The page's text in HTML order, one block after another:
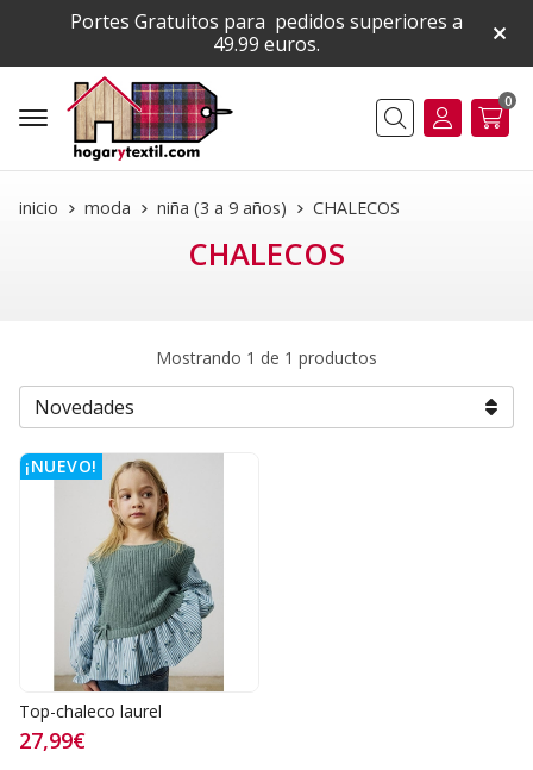
Portes Gratuitos para pedidos superiores a
49.99 euros.
Buscar
0
inicio moda niña (3 a 9 años) CHALECOS
CHALECOS
Mostrando 1 de 1 productos
¡NUEVO!
Top-chaleco laurel
27,99€